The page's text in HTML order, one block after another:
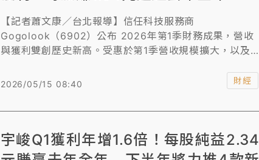
【記者蕭文康／台北報導】信任科技服務商
Gogolook（6902）公布 2026年第1季財務成果，營收
與獲利雙創歷史新高。受惠於第1季營收規模擴大，以及
升至 18.1%，帶動獲利強勢跳升。歸屬母公司淨利達
越去年全年 EPS1.58元。展望未來，Gogolook預期今年
2026/05/15 08:40 財經
宇峻Q1獲利年增1.6倍！每股純益2.34